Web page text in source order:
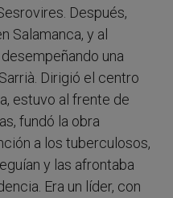
Después,
Salamanca, y al
una
Dirigió el centro
estuvo al frente de
fundó la obra
a los tuberculosos,
y las afrontaba
Era un líder, con